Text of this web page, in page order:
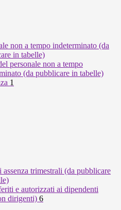
non a tempo indeterminato (da
in tabelle)
personale non a tempo
(da pubblicare in tabelle)
1
assenza trimestrali (da pubblicare
e autorizzati ai dipendenti
dirigenti) 6